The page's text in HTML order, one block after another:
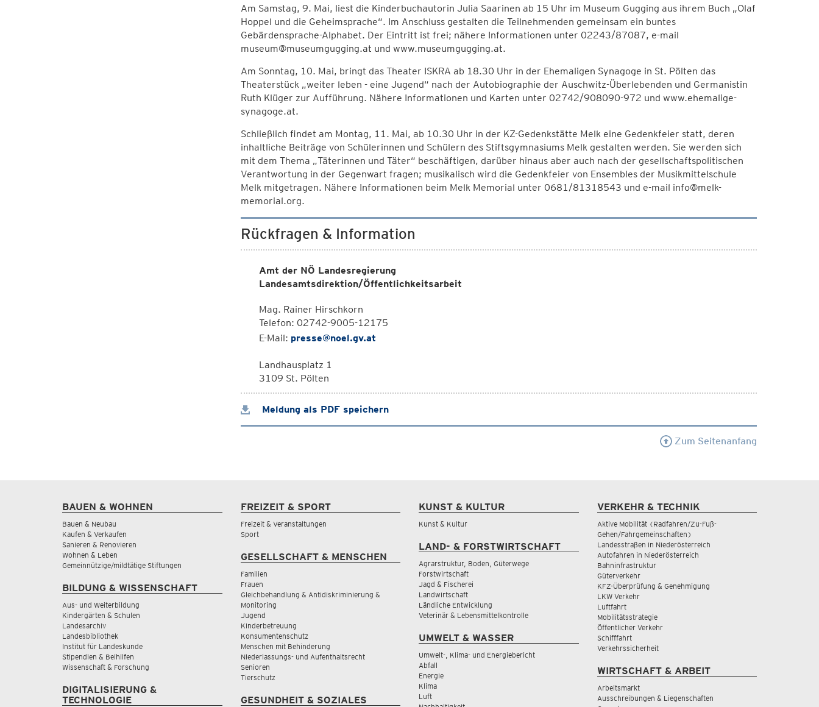
Am Samstag, 9. Mai, liest die Kinderbuchautorin Julia Saarinen ab 15 Uhr im Museum Gugging aus ihrem Buch „Olaf
Hoppel und die Geheimsprache“. Im Anschluss gestalten die Teilnehmenden gemeinsam ein buntes
Gebärdensprache-Alphabet. Der Eintritt ist frei; nähere Informationen unter 02243/87087, e-mail
museum@museumgugging.at und www.museumgugging.at.
Am Sonntag, 10. Mai, bringt das Theater ISKRA ab 18.30 Uhr in der Ehemaligen Synagoge in St. Pölten das
Theaterstück „weiter leben - eine Jugend“ nach der Autobiographie der Auschwitz-Überlebenden und Germanistin
Ruth Klüger zur Aufführung. Nähere Informationen und Karten unter 02742/908090-972 und www.ehemalige-
synagoge.at.
Schließlich findet am Montag, 11. Mai, ab 10.30 Uhr in der KZ-Gedenkstätte Melk eine Gedenkfeier statt, deren
inhaltliche Beiträge von Schülerinnen und Schülern des Stiftsgymnasiums Melk gestalten werden. Sie werden sich
mit dem Thema „Täterinnen und Täter“ beschäftigen, darüber hinaus aber auch nach der gesellschaftspolitischen
Verantwortung in der Gegenwart fragen; musikalisch wird die Gedenkfeier von Ensembles der Musikmittelschule
Melk mitgetragen. Nähere Informationen beim Melk Memorial unter 0681/81318543 und e-mail info@melk-
memorial.org.
Rückfragen & Information
Amt der NÖ Landesregierung
Landesamtsdirektion/Öffentlichkeitsarbeit
Mag. Rainer Hirschkorn
Telefon: 02742-9005-12175
E-Mail: presse@noel.gv.at
Landhausplatz 1
3109 St. Pölten
Meldung als PDF speichern
Zum Seitenanfang
BAUEN & WOHNEN
Bauen & Neubau
Kaufen & Verkaufen
Sanieren & Renovieren
Wohnen & Leben
Gemeinnützige/mildtätige Stiftungen
BILDUNG & WISSENSCHAFT
Aus- und Weiterbildung
Kindergärten & Schulen
Landesarchiv
Landesbibliothek
Institut für Landeskunde
Stipendien & Beihilfen
Wissenschaft & Forschung
DIGITALISIERUNG &
TECHNOLOGIE
FREIZEIT & SPORT
Freizeit & Veranstaltungen
Sport
GESELLSCHAFT & MENSCHEN
Familien
Frauen
Gleichbehandlung & Antidiskriminierung &
Monitoring
Jugend
Kinderbetreuung
Konsumentenschutz
Menschen mit Behinderung
Niederlassungs- und Aufenthaltsrecht
Senioren
Tierschutz
GESUNDHEIT & SOZIALES
KUNST & KULTUR
Kunst & Kultur
LAND- & FORSTWIRTSCHAFT
Agrarstruktur, Boden, Güterwege
Forstwirtschaft
Jagd & Fischerei
Landwirtschaft
Ländliche Entwicklung
Veterinär & Lebensmittelkontrolle
UMWELT & WASSER
Umwelt-, Klima- und Energiebericht
Abfall
Energie
Klima
Luft
VERKEHR & TECHNIK
Aktive Mobilität (Radfahren/Zu-Fuß-
Gehen/Fahrgemeinschaften)
Landesstraßen in Niederösterreich
Autofahren in Niederösterreich
Bahninfrastruktur
Güterverkehr
KFZ-Überprüfung & Genehmigung
LKW Verkehr
Luftfahrt
Mobilitätsstrategie
Öffentlicher Verkehr
Schifffahrt
Verkehrssicherheit
WIRTSCHAFT & ARBEIT
Arbeitsmarkt
Ausschreibungen & Liegenschaften